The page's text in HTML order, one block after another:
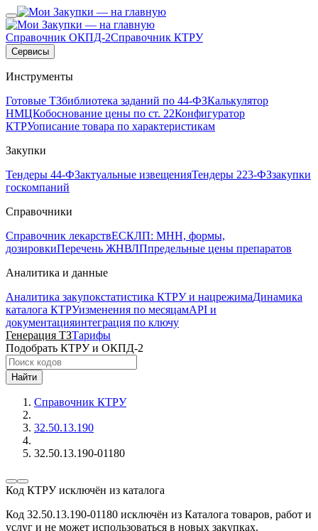
Справочник ОКПД-2Справочник КТРУ
Сервисы
Инструменты
Готовые ТЗбиблиотека заданий по 44-ФЗКалькулятор
НМЦКобоснование цены по ст. 22Конфигуратор
КТРУописание товара по характеристикам
Закупки
Тендеры 44-ФЗактуальные извещенияТендеры 223-ФЗзакупки
госкомпаний
Справочники
Справочник лекарствЕСКЛП: МНН, формы,
дозировкиПеречень ЖНВЛПпредельные цены препаратов
Аналитика и данные
Аналитика закупокстатистика КТРУ и нацрежимаДинамика
каталога КТРУизменения по месяцамAPI и
документацияинтеграция по ключу
Генерация ТЗТарифы
Подобрать КТРУ и ОКПД-2
Найти
Справочник КТРУ
32.50.13.190
32.50.13.190-01180
Код КТРУ исключён из каталога
Код 32.50.13.190-01180 исключён из Каталога товаров, работ и
услуг и не может использоваться в новых закупках.